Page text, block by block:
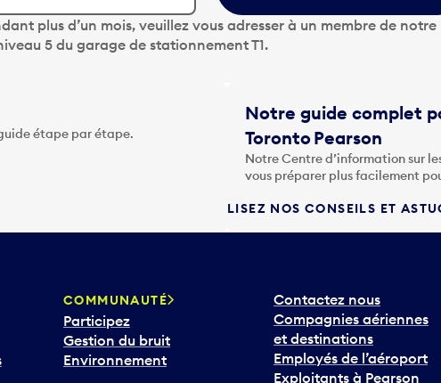
plus d’un mois, veuillez vous adresser à un membre de notre
5 du garage de stationnement T1.
étape par étape.
Notre guide complet
Toronto Pearson
Notre Centre d’information sur
vous préparer plus facilement
LISEZ NOS CONSEILS ET
COMMUNAUTÉ
Participez
Gestion du bruit
Environnement
Contactez nous
Compagnies aériennes
et destinations
Employés de l’aéroport
Exploitants à Pearson